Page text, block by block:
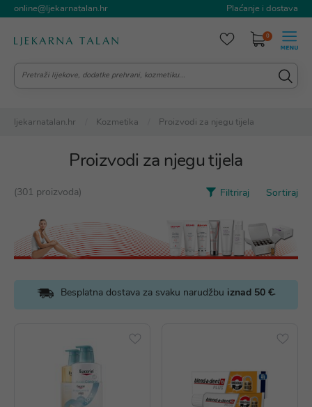
online@ljekarnatalan.hr Plaćanje i dostava
0
ljekarnatalan.hr Kozmetika Proizvodi za njegu tijela
Proizvodi za njegu tijela
(301 proizvoda) Filtriraj Sortiraj
Besplatna dostava za svaku narudžbu iznad 50 €.